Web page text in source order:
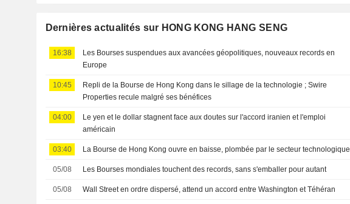
Dernières actualités sur HONG KONG HANG SENG
16:38
Les Bourses suspendues aux avancées géopolitiques, nouveaux records en
Europe
10:45
Repli de la Bourse de Hong Kong dans le sillage de la technologie ; Swire
Properties recule malgré ses bénéfices
04:00
Le yen et le dollar stagnent face aux doutes sur l'accord iranien et l'emploi
américain
03:40 La Bourse de Hong Kong ouvre en baisse, plombée par le secteur technologique
05/08 Les Bourses mondiales touchent des records, sans s'emballer pour autant
05/08 Wall Street en ordre dispersé, attend un accord entre Washington et Téhéran